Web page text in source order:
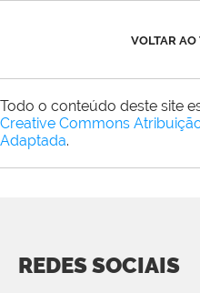
VOLTAR AO
Todo o conteúdo deste site
Creative Commons
Adaptada.
REDES SOCIAIS